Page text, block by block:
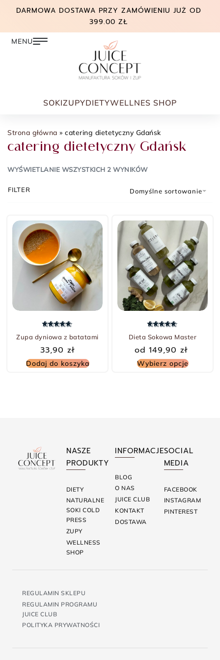
DARMOWA DOSTAWA PRZY ZAMÓWIENIU JUŻ OD
399.00 ZŁ
SOKIZUPYDIETYWELLNES SHOP
Strona główna » catering dietetyczny Gdańsk
catering dietetyczny Gdańsk
WYŚWIETLANIE WSZYSTKICH 2 WYNIKÓW
Domyślne sortowanie
FILTER
Zupa dyniowa z batatami
33,90 zł
Dodaj do koszyka
Dieta Sokowa Master
od 149,90 zł
Wybierz opcje
NASZE
PRODUKTY
DIETY
NATURALNE
SOKI COLD
PRESS
ZUPY
WELLNESS
SHOP
INFORMACJE
BLOG
O NAS
JUICE CLUB
KONTAKT
DOSTAWA
SOCIAL
MEDIA
FACEBOOK
INSTAGRAM
PINTEREST
REGULAMIN SKLEPU
REGULAMIN PROGRAMU
JUICE CLUB
POLITYKA PRYWATNOŚCI